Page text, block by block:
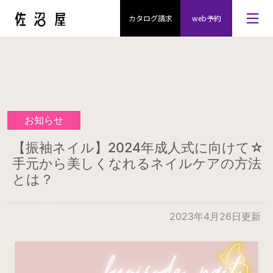
カタログ請求 web予約
お知らせ
【振袖ネイル】2024年成人式に向けて☆
手元から美しくなれるネイルケアの方法
とは？
2023年4月26日更新